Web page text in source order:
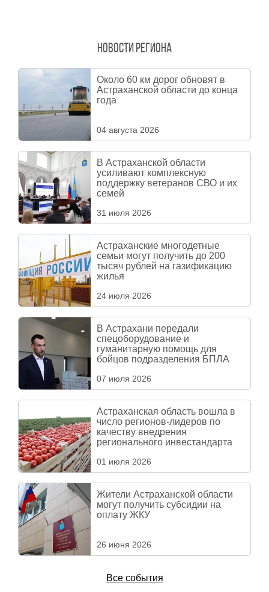
Новости региона
Около 60 км дорог обновят в
Астраханской области до конца
года
04 августа 2026
В Астраханской области
усиливают комплексную
поддержку ветеранов СВО и их
семей
31 июля 2026
Астраханские многодетные
семьи могут получить до 200
тысяч рублей на газификацию
жилья
24 июля 2026
В Астрахани передали
спецоборудование и
гуманитарную помощь для
бойцов подразделения БПЛА
07 июля 2026
Астраханская область вошла в
число регионов-лидеров по
качеству внедрения
регионального инвестандарта
01 июля 2026
Жители Астраханской области
могут получить субсидии на
оплату ЖКУ
26 июня 2026
Все события